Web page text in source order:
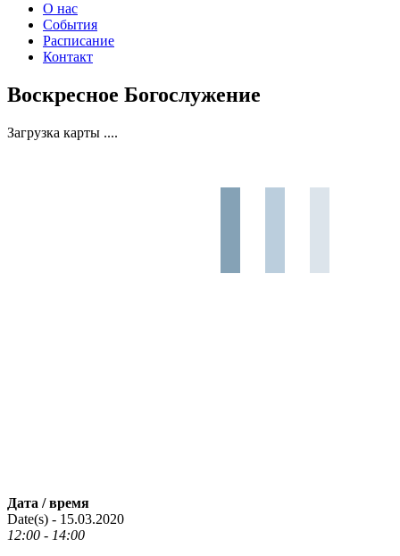
О нас
События
Расписание
Контакт
Воскресное Богослужение
Загрузка карты ....
Дата / время
Date(s) - 15.03.2020
12:00 - 14:00